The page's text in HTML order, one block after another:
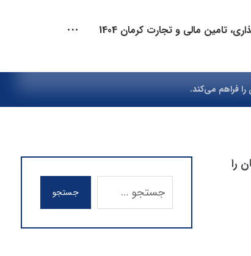
تامین مالی و تجارت کرمان 1404
فراهم می‌کند.
را
جستجو